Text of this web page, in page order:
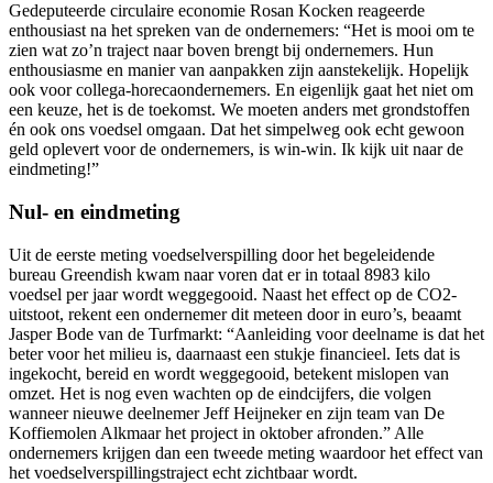
Gedeputeerde circulaire economie Rosan Kocken reageerde
enthousiast na het spreken van de ondernemers: “Het is mooi om te
zien wat zo’n traject naar boven brengt bij ondernemers. Hun
enthousiasme en manier van aanpakken zijn aanstekelijk. Hopelijk
ook voor collega-horecaondernemers. En eigenlijk gaat het niet om
een keuze, het is de toekomst. We moeten anders met grondstoffen
én ook ons voedsel omgaan. Dat het simpelweg ook echt gewoon
geld oplevert voor de ondernemers, is win-win. Ik kijk uit naar de
eindmeting!”
Nul- en eindmeting
Uit de eerste meting voedselverspilling door het begeleidende
bureau Greendish kwam naar voren dat er in totaal 8983 kilo
voedsel per jaar wordt weggegooid. Naast het effect op de CO2-
uitstoot, rekent een ondernemer dit meteen door in euro’s, beaamt
Jasper Bode van de Turfmarkt: “Aanleiding voor deelname is dat het
beter voor het milieu is, daarnaast een stukje financieel. Iets dat is
ingekocht, bereid en wordt weggegooid, betekent mislopen van
omzet. Het is nog even wachten op de eindcijfers, die volgen
wanneer nieuwe deelnemer Jeff Heijneker en zijn team van De
Koffiemolen Alkmaar het project in oktober afronden.” Alle
ondernemers krijgen dan een tweede meting waardoor het effect van
het voedselverspillingstraject echt zichtbaar wordt.